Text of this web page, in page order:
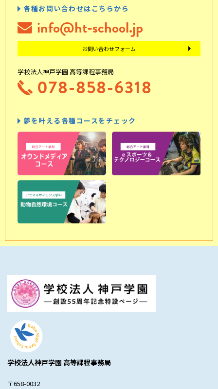
各種お問い合わせはこちらから
info@ht-school.jp
お問い合わせフォーム
学校法人神戸学園 高等課程事務局
078-858-6318
夢を叶える各種コースをチェック
学校法人神戸学園 高等課程事務局
〒658-0032